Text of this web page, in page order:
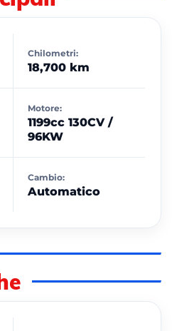
Chilometri:
18,700 km
Motore:
1199cc 130CV /
96KW
Cambio:
Automatico